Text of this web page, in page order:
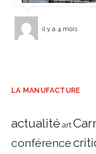
il y a 4 mois
LA MANUFACTURE
actualité art
conférence